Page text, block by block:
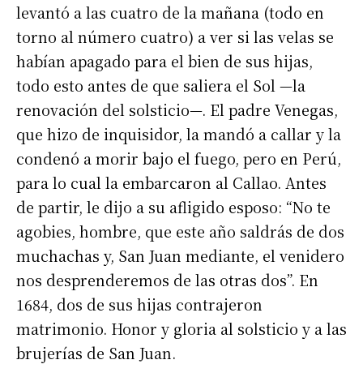
levantó a las cuatro de la mañana (todo en
torno al número cuatro) a ver si las velas se
habían apagado para el bien de sus hijas,
todo esto antes de que saliera el Sol —la
renovación del solsticio—. El padre Venegas,
que hizo de inquisidor, la mandó a callar y la
condenó a morir bajo el fuego, pero en Perú,
para lo cual la embarcaron al Callao. Antes
de partir, le dijo a su afligido esposo: “No te
agobies, hombre, que este año saldrás de dos
muchachas y, San Juan mediante, el venidero
nos desprenderemos de las otras dos”. En
1684, dos de sus hijas contrajeron
matrimonio. Honor y gloria al solsticio y a las
brujerías de San Juan.